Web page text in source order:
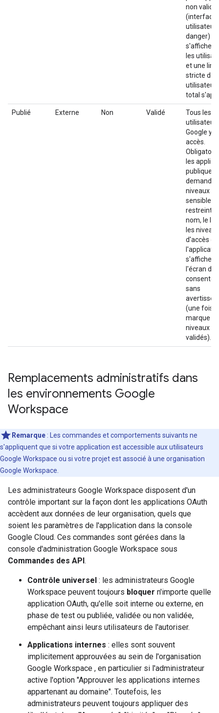
non
(interface
utilisateur
danger)
s'affichent
les
et une
stricte de
total
Publié Externe Non Validé
Tous les
Google y
accès.
les
publiques
niveaux
sensibles
restreints.
nom, le
les
d'accès de
s'affichent
l'écran de
sans
(une fois
marque et
niveaux
validés).
Remplacements administratifs dans
les environnements Google
Workspace
Remarque : Les commandes et comportements suivants ne
s'appliquent que si votre application est accessible aux utilisateurs
Google Workspace ou si votre projet est associé à une organisation
Google Workspace.
Les administrateurs Google Workspace disposent d'un
contrôle important sur la façon dont les applications OAuth
accèdent aux données de leur organisation, quels que
soient les paramètres de l'application dans la console
Google Cloud. Ces commandes sont gérées dans la
console d'administration Google Workspace sous
Commandes des API.
Contrôle universel : les administrateurs Google
Workspace peuvent toujours bloquer n'importe quelle
application OAuth, qu'elle soit interne ou externe, en
phase de test ou publiée, validée ou non validée,
empêchant ainsi leurs utilisateurs de l'autoriser.
Applications internes : elles sont souvent
implicitement approuvées au sein de l'organisation
Google Workspace , en particulier si l'administrateur
active l'option "Approuver les applications internes
appartenant au domaine". Toutefois, les
administrateurs peuvent toujours appliquer des